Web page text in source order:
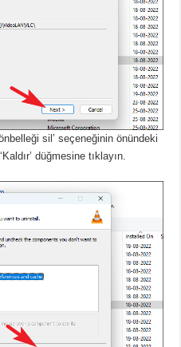
sil’ seçeneğinin önündeki
düğmesine tıklayın.